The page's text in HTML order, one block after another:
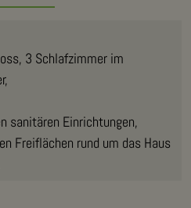
3 Schlafzimmer im
sanitären Einrichtungen,
Freiflächen rund um das Haus